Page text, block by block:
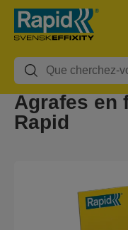
Agrafes en
Rapid